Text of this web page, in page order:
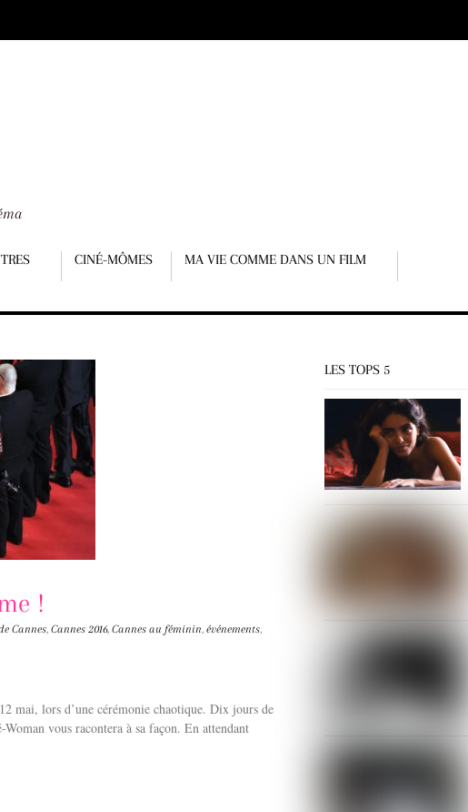
CINÉ-MÔMES
MA VIE COMME DANS UN FILM
!
Cannes, Cannes 2016, Cannes au féminin, événements,
mai, lors d’une cérémonie chaotique. Dix jours de
vous racontera à sa façon. En attendant
LES TOPS 5